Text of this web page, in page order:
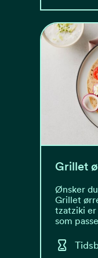
Grillet
Ønsker
Grillet
tzatziki er
som